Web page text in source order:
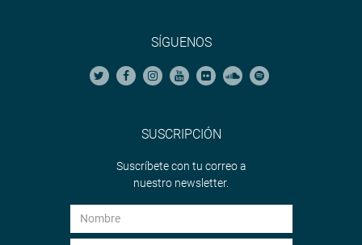
SÍGUENOS
SUSCRIPCIÓN
Suscríbete con tu correo a
nuestro newsletter.